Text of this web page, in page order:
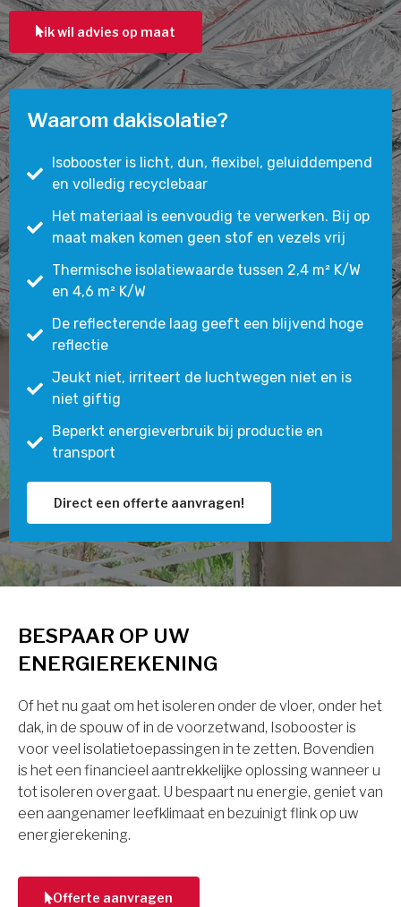
ik wil advies op maat
Waarom dakisolatie?
Isobooster is licht, dun, flexibel, geluiddempend
en volledig recyclebaar
Het materiaal is eenvoudig te verwerken. Bij op
maat maken komen geen stof en vezels vrij
Thermische isolatiewaarde tussen 2,4 m² K/W
en 4,6 m² K/W
De reflecterende laag geeft een blijvend hoge
reflectie
Jeukt niet, irriteert de luchtwegen niet en is
niet giftig
Beperkt energieverbruik bij productie en
transport
Direct een offerte aanvragen!
BESPAAR OP UW
ENERGIEREKENING
Of het nu gaat om het isoleren onder de vloer, onder het
dak, in de spouw of in de voorzetwand, Isobooster is
voor veel isolatietoepassingen in te zetten. Bovendien
is het een financieel aantrekkelijke oplossing wanneer u
tot isoleren overgaat. U bespaart nu energie, geniet van
een aangenamer leefklimaat en bezuinigt flink op uw
energierekening.
Offerte aanvragen